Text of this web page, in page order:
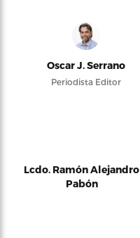
Oscar J. Serrano
Periodista Editor
Lcdo. Ramón Alejandro
Pabón